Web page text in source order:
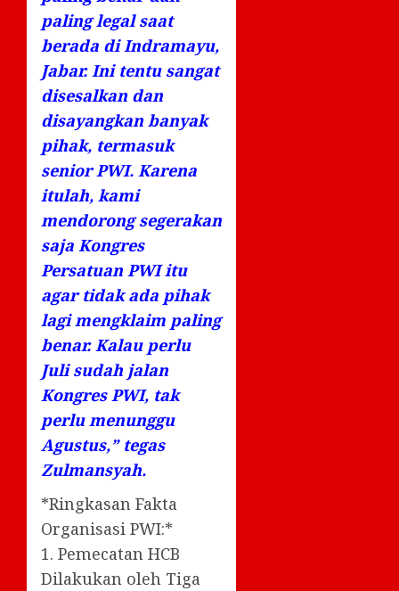
paling legal saat
berada di Indramayu,
Jabar. Ini tentu sangat
disesalkan dan
disayangkan banyak
pihak, termasuk
senior PWI. Karena
itulah, kami
mendorong segerakan
saja Kongres
Persatuan PWI itu
agar tidak ada pihak
lagi mengklaim paling
benar. Kalau perlu
Juli sudah jalan
Kongres PWI, tak
perlu menunggu
Agustus,” tegas
Zulmansyah.
*Ringkasan Fakta
Organisasi PWI:*
1. Pemecatan HCB
Dilakukan oleh Tiga